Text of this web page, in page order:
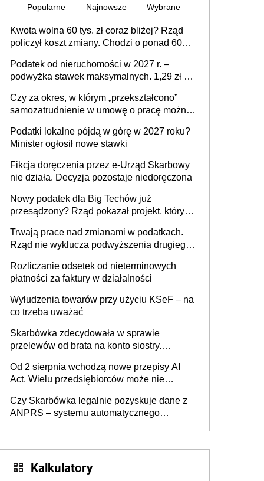
Popularne Najnowsze Wybrane
Kwota wolna 60 tys. zł coraz bliżej? Rząd
policzył koszt zmiany. Chodzi o ponad 60
Podatek od nieruchomości w 2027 r. –
podwyżka stawek maksymalnych. 1,29 zł za
budynków i lokali związanych z
prowadzeniem działalności gospodarczej
Czy za okres, w którym „przekształcono”
samozatrudnienie w umowę o pracę można
umowy cywilnoprawnej jedynym
racjonalnym wyjściem
Podatki lokalne pójdą w górę w 2027 roku?
Minister ogłosił nowe stawki
Fikcja doręczenia przez e-Urząd Skarbowy
nie działa. Decyzja pozostaje niedoręczona
Nowy podatek dla Big Techów już
przesądzony? Rząd pokazał projekt, który
Trwają prace nad zmianami w podatkach.
Rząd nie wyklucza podwyższenia drugiego
Rozliczanie odsetek od nieterminowych
płatności za faktury w działalności
Wyłudzenia towarów przy użyciu KSeF – na
co trzeba uważać
Skarbówka zdecydowała w sprawie
przelewów od brata na konto siostry.
darowizna, ale podatku jednak nie będzie
Od 2 sierpnia wchodzą nowe przepisy AI
Act. Wielu przedsiębiorców może nie
Czy Skarbówka legalnie pozyskuje dane z
ANPRS – systemu automatycznego
Kalkulatory